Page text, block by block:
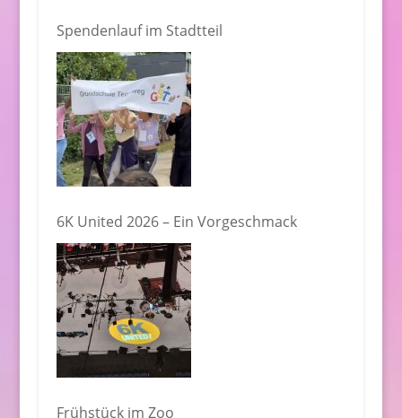
Spendenlauf im Stadtteil
6K United 2026 – Ein Vorgeschmack
Frühstück im Zoo